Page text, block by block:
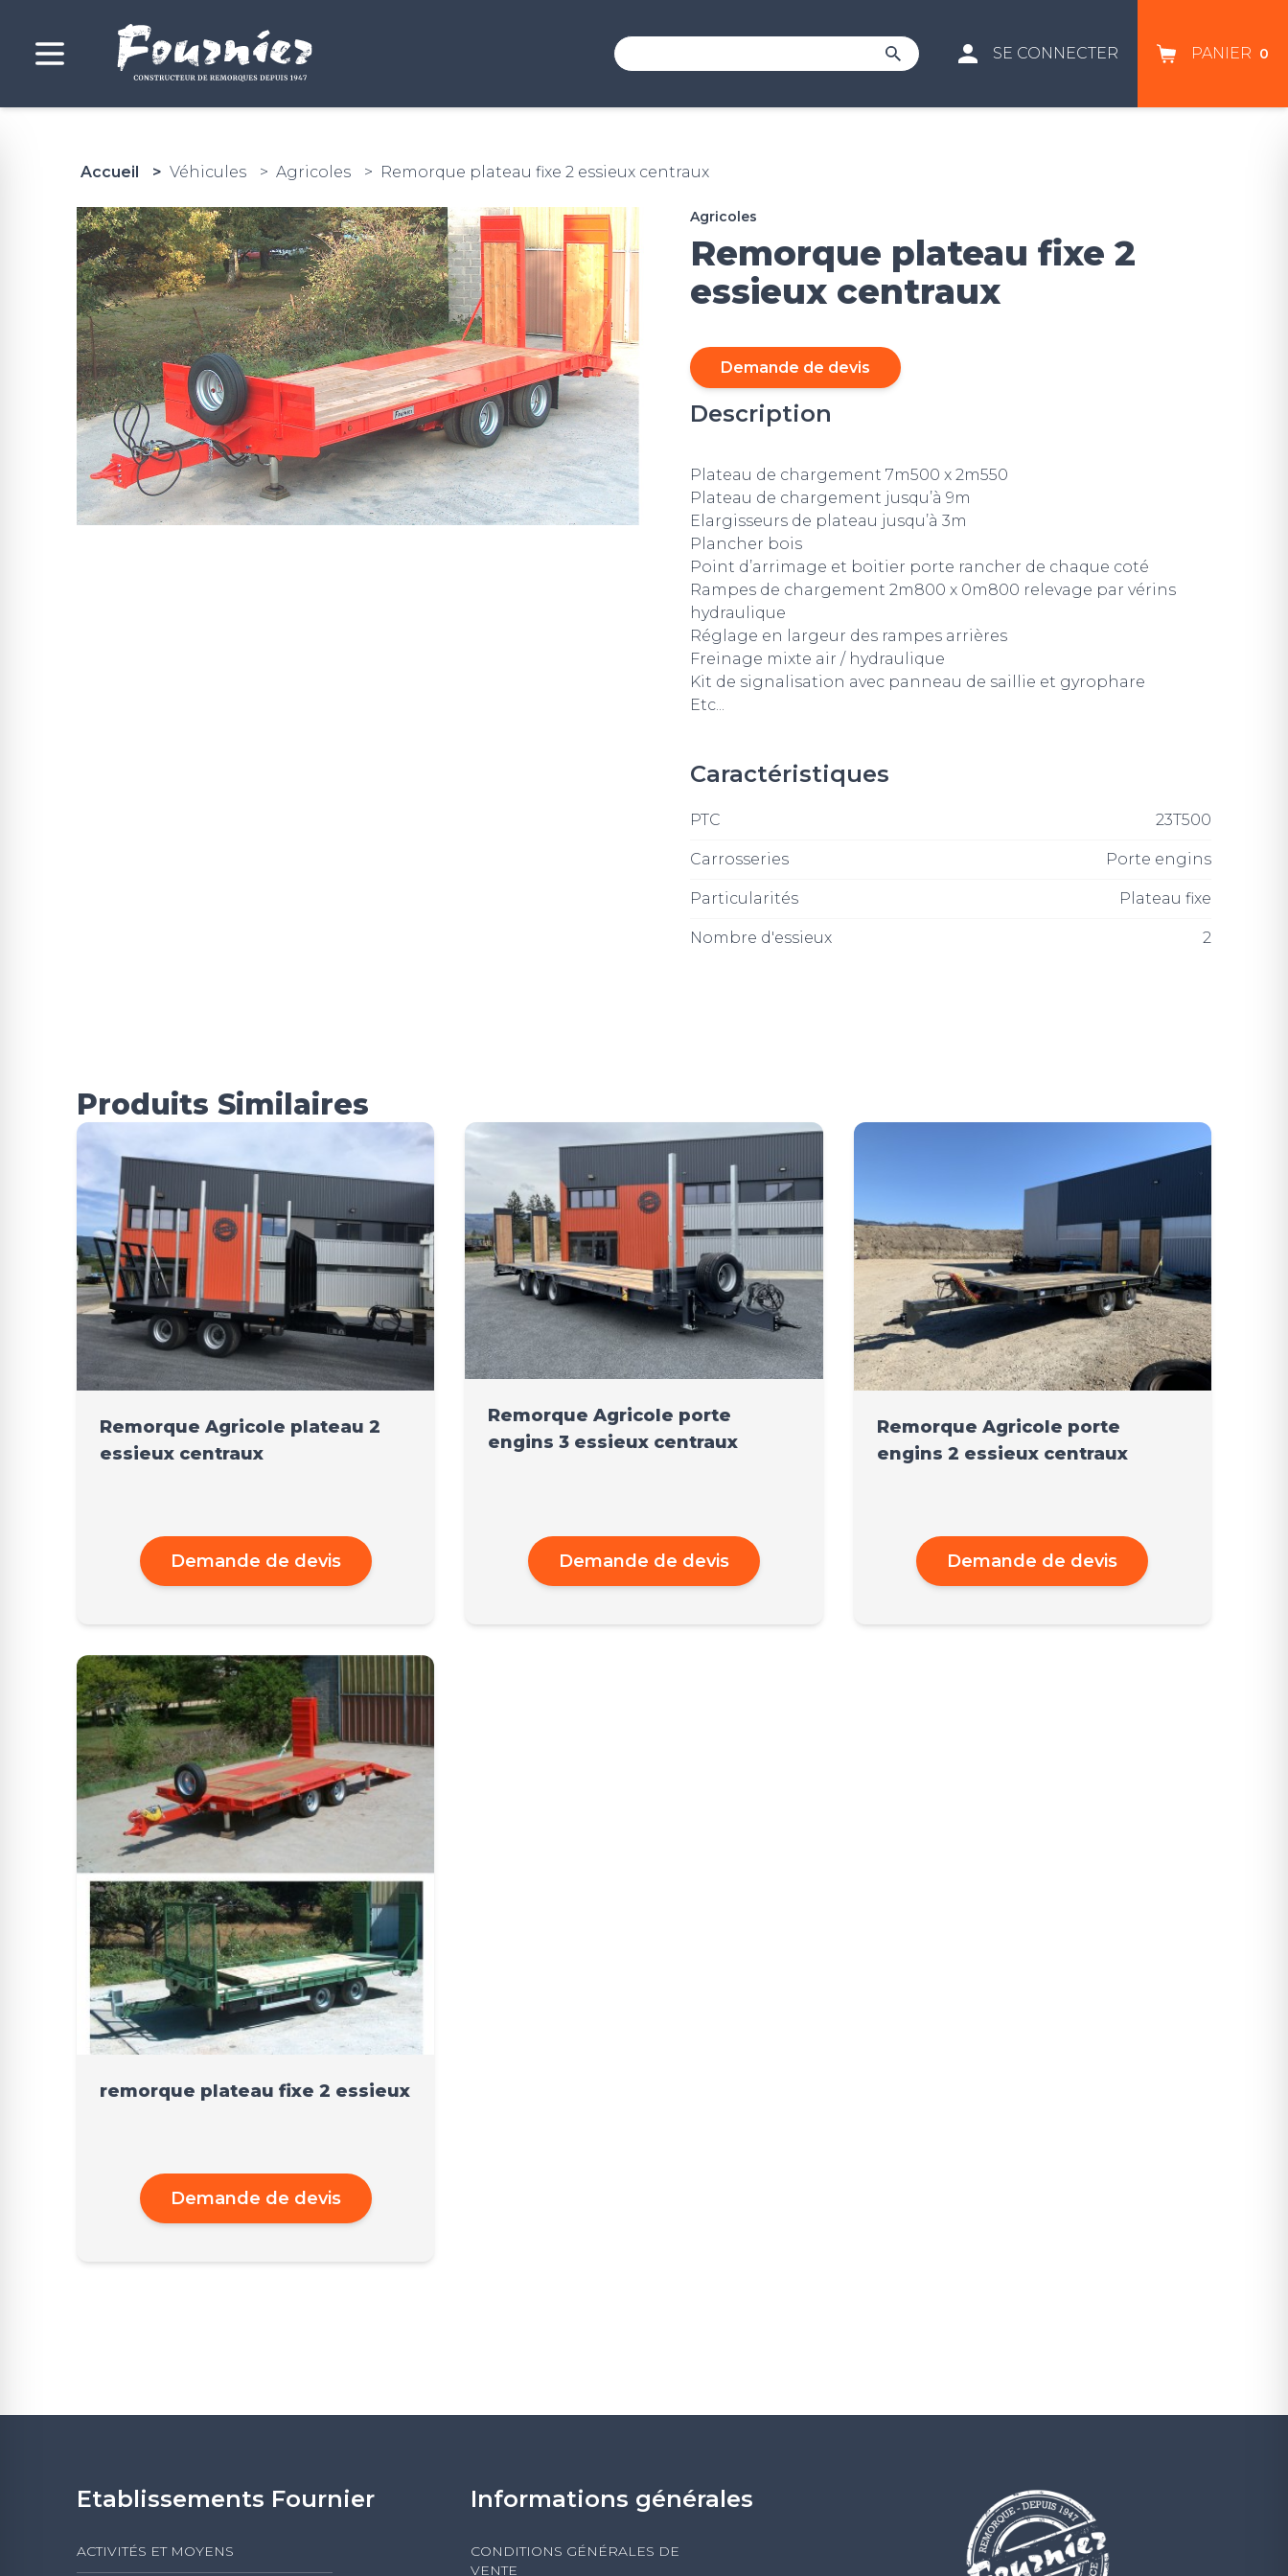
SE CONNECTER PANIER 0
Accueil Véhicules Agricoles Remorque plateau fixe 2 essieux centraux
Agricoles
Remorque plateau fixe 2
essieux centraux
Demande de devis
Description
Plateau de chargement 7m500 x 2m550
Plateau de chargement jusqu’à 9m
Elargisseurs de plateau jusqu’à 3m
Plancher bois
Point d’arrimage et boitier porte rancher de chaque coté
Rampes de chargement 2m800 x 0m800 relevage par vérins
hydraulique
Réglage en largeur des rampes arrières
Freinage mixte air / hydraulique
Kit de signalisation avec panneau de saillie et gyrophare
Etc...
Caractéristiques
PTC 23T500
Carrosseries Porte engins
Particularités Plateau fixe
Nombre d'essieux 2
Produits Similaires
Remorque Agricole plateau 2
essieux centraux
Demande de devis
Remorque Agricole porte
engins 3 essieux centraux
Demande de devis
Remorque Agricole porte
engins 2 essieux centraux
Demande de devis
remorque plateau fixe 2 essieux
Demande de devis
Etablissements Fournier
ACTIVITÉS ET MOYENS
Informations générales
CONDITIONS GÉNÉRALES DE
VENTE